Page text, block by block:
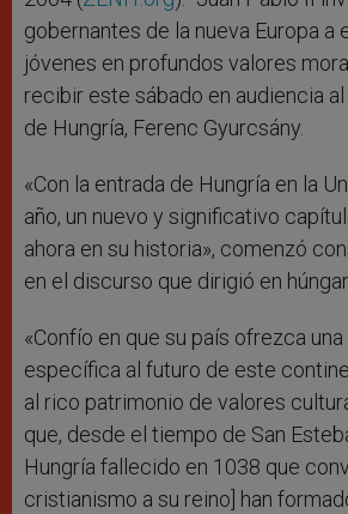
gobernantes de la nueva Europa a
jóvenes en profundos valores
recibir este sábado en audiencia
de Hungría, Ferenc Gyurcsány.
«Con la entrada de Hungría en la
año, un nuevo y significativo
ahora en su historia», comenzó
en el discurso que dirigió en
«Confío en que su país ofrezca
específica al futuro de este
al rico patrimonio de valores
que, desde el tiempo de San
Hungría fallecido en 1038 que
cristianismo a su reino] han